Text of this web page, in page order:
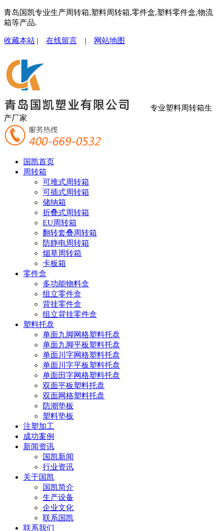
青岛国凯专业生产周转箱,塑料周转箱,零件盒,塑料零件盒,物流
箱等产品.
收藏本站 | 在线留言 | 网站地图
专业塑料周转箱生
产厂家
国凯首页
周转箱
可堆式周转箱
可插式周转箱
储纳箱
折叠式周转箱
EU周转箱
翻转套叠周转箱
防静电周转箱
烟草周转箱
卡板箱
零件盒
多功能物料盒
组立零件盒
背挂零件盒
组立背挂零件盒
塑料托盘
单面九脚网格塑料托盘
单面九脚平板塑料托盘
单面川字网格塑料托盘
单面川字平板塑料托盘
单面田字网格塑料托盘
双面平板塑料托盘
双面网格塑料托盘
防潮垫板
塑料垫板
注塑加工
成功案例
新闻资讯
国凯新闻
行业资讯
关于国凯
国凯简介
生产设备
企业文化
联系国凯
联系我们